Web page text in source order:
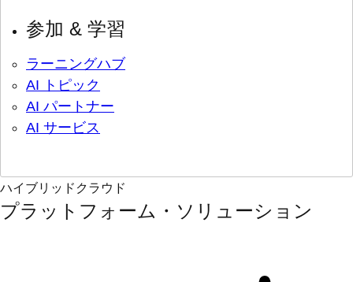
参加 & 学習
ラーニングハブ
AI トピック
AI パートナー
AI サービス
ハイブリッドクラウド
プラットフォーム・ソリューション